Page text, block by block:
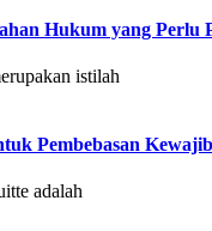
Hukum yang Perlu
istilah
Pembebasan
adalah